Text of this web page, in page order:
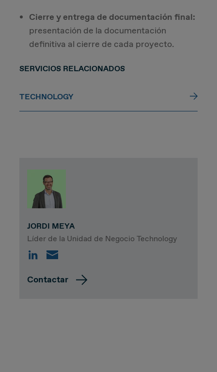
Cierre y entrega de documentación final:
presentación de la documentación
definitiva al cierre de cada proyecto.
SERVICIOS RELACIONADOS
TECHNOLOGY
JORDI MEYA
Líder de la Unidad de Negocio Technology
Contactar